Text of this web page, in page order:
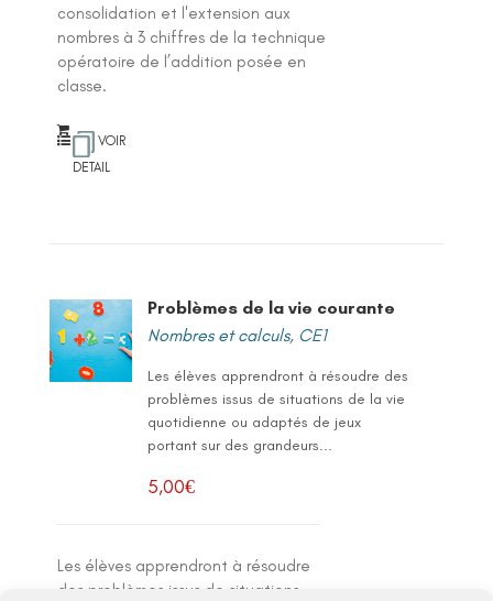
consolidation et l'extension aux
nombres à 3 chiffres de la technique
opératoire de l’addition posée en
classe.
VOIR
DETAIL
Problèmes de la vie courante
Nombres et calculs, CE1
Les élèves apprendront à résoudre des
problèmes issus de situations de la vie
quotidienne ou adaptés de jeux
portant sur des grandeurs...
5,00€
Les élèves apprendront à résoudre
des problèmes issus de situations